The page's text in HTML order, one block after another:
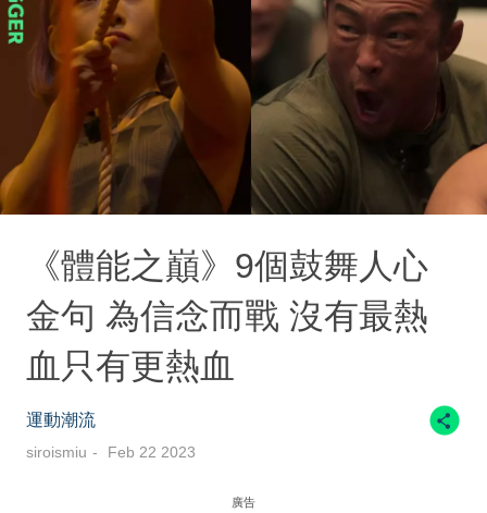
《體能之巔》9個鼓舞人心
金句 為信念而戰 沒有最熱
血只有更熱血
運動潮流
siroismiu Feb 22 2023
廣告